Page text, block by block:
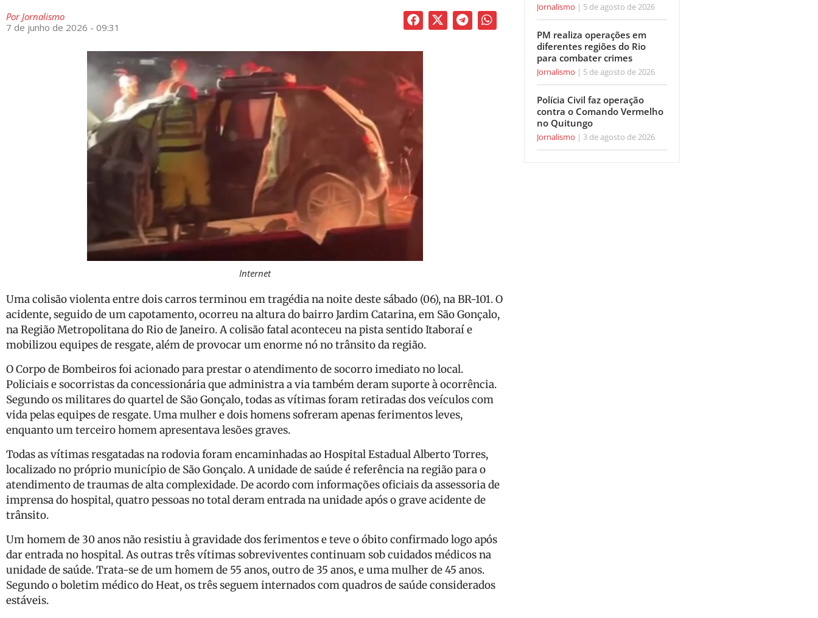
PorJornalismo
7 de junho de 2026 - 09:31
Internet
Uma colisão violenta entre dois carros terminou em tragédia na noite deste sábado (06), na BR-101. O
acidente, seguido de um capotamento, ocorreu na altura do bairro Jardim Catarina, em São Gonçalo,
na Região Metropolitana do Rio de Janeiro. A colisão fatal aconteceu na pista sentido Itaboraí e
mobilizou equipes de resgate, além de provocar um enorme nó no trânsito da região.
O Corpo de Bombeiros foi acionado para prestar o atendimento de socorro imediato no local.
Policiais e socorristas da concessionária que administra a via também deram suporte à ocorrência.
Segundo os militares do quartel de São Gonçalo, todas as vítimas foram retiradas dos veículos com
vida pelas equipes de resgate. Uma mulher e dois homens sofreram apenas ferimentos leves,
enquanto um terceiro homem apresentava lesões graves.
Todas as vítimas resgatadas na rodovia foram encaminhadas ao Hospital Estadual Alberto Torres,
localizado no próprio município de São Gonçalo. A unidade de saúde é referência na região para o
atendimento de traumas de alta complexidade. De acordo com informações oficiais da assessoria de
imprensa do hospital, quatro pessoas no total deram entrada na unidade após o grave acidente de
trânsito.
Um homem de 30 anos não resistiu à gravidade dos ferimentos e teve o óbito confirmado logo após
dar entrada no hospital. As outras três vítimas sobreviventes continuam sob cuidados médicos na
unidade de saúde. Trata-se de um homem de 55 anos, outro de 35 anos, e uma mulher de 45 anos.
Segundo o boletim médico do Heat, os três seguem internados com quadros de saúde considerados
estáveis.
Jornalismo 5 de agosto de 2026
PM realiza operações em
diferentes regiões do Rio
para combater crimes
Jornalismo 5 de agosto de 2026
Polícia Civil faz operação
contra o Comando Vermelho
no Quitungo
Jornalismo 3 de agosto de 2026